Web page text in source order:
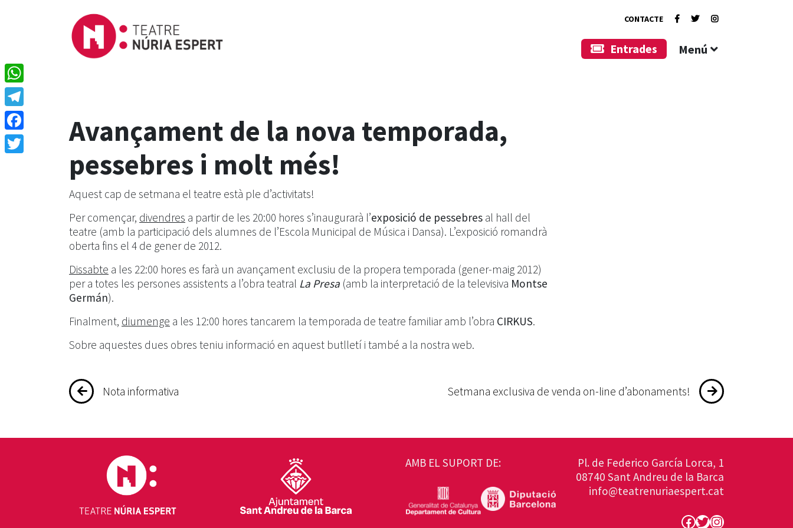
CONTACTE
Entrades Menú
Avançament de la nova temporada,
pessebres i molt més!
Aquest cap de setmana el teatre està ple d’activitats!
Per començar, divendres a partir de les 20:00 hores s’inaugurarà l’exposició de pessebres al hall del
teatre (amb la participació dels alumnes de l’Escola Municipal de Música i Dansa). L’exposició romandrà
oberta fins el 4 de gener de 2012.
Dissabte a les 22:00 hores es farà un avançament exclusiu de la propera temporada (gener-maig 2012)
per a totes les persones assistents a l’obra teatral La Presa (amb la interpretació de la televisiva Montse
Germán).
Finalment, diumenge a les 12:00 hores tancarem la temporada de teatre familiar amb l’obra CIRKUS.
Sobre aquestes dues obres teniu informació en aquest butlletí i també a la nostra web.
Navegació
Nota informativa Setmana exclusiva de venda on-line d’abonaments!
AMB EL SUPORT DE:
Pl. de Federico García Lorca, 1
08740 Sant Andreu de la Barca
info@teatrenuriaespert.cat
Facebook
Twitter
Instagram
WhatsApp
Telegram
Facebook